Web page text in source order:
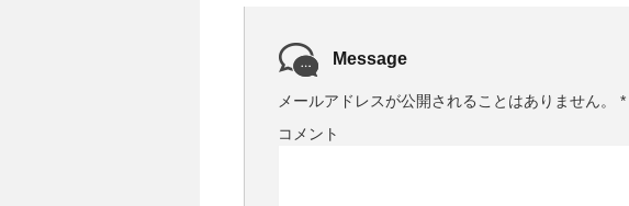
Message
メールアドレスが公開されることはありません。 *
コメント